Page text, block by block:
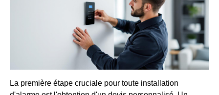
La première étape cruciale pour toute installation